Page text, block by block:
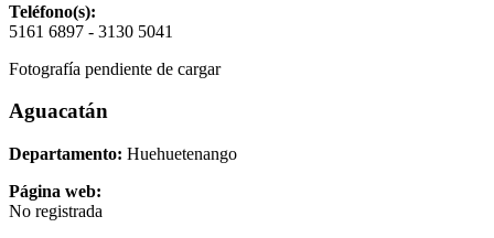
Teléfono(s):
5161 6897 - 3130 5041
Fotografía pendiente de cargar
Aguacatán
Departamento: Huehuetenango
Página web:
No registrada